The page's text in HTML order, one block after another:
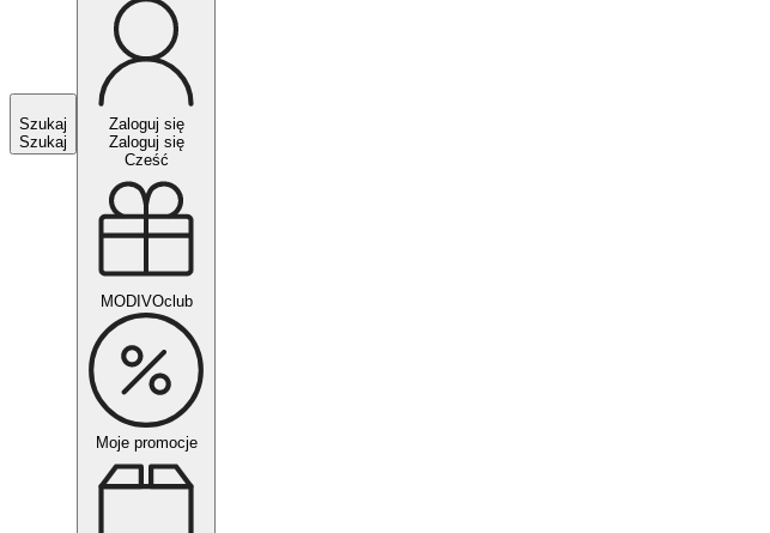
Szukaj
Szukaj
Zaloguj się
Zaloguj się
Cześć
MODIVOclub
Moje promocje